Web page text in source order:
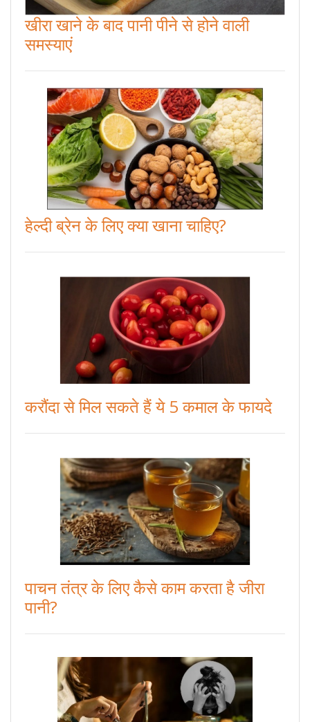
खीरा खाने के बाद पानी पीने से होने वाली
समस्याएं
हेल्दी ब्रेन के लिए क्या खाना चाहिए?
करौंदा से मिल सकते हैं ये 5 कमाल के फायदे
पाचन तंत्र के लिए कैसे काम करता है जीरा
पानी?